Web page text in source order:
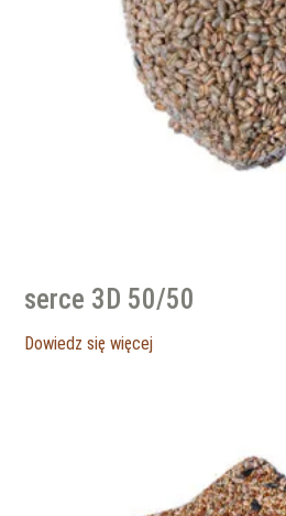
serce 3D 50/50
Dowiedz się więcej